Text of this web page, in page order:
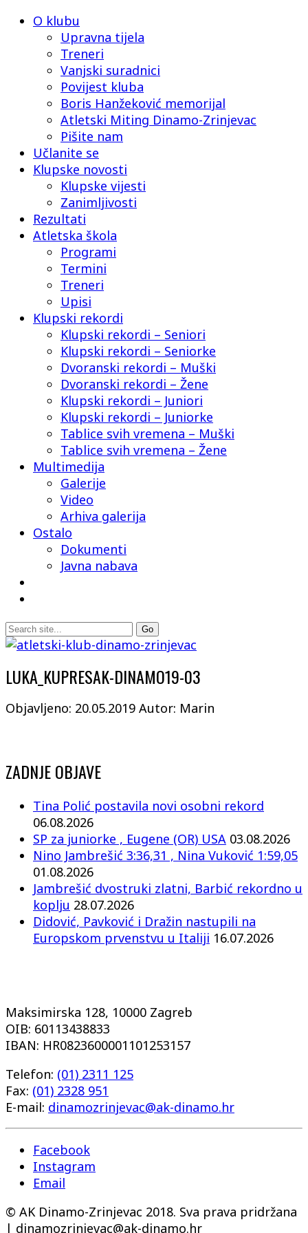
O klubu
Upravna tijela
Treneri
Vanjski suradnici
Povijest kluba
Boris Hanžeković memorijal
Atletski Miting Dinamo-Zrinjevac
Pišite nam
Učlanite se
Klupske novosti
Klupske vijesti
Zanimljivosti
Rezultati
Atletska škola
Programi
Termini
Treneri
Upisi
Klupski rekordi
Klupski rekordi – Seniori
Klupski rekordi – Seniorke
Dvoranski rekordi – Muški
Dvoranski rekordi – Žene
Klupski rekordi – Juniori
Klupski rekordi – Juniorke
Tablice svih vremena – Muški
Tablice svih vremena – Žene
Multimedija
Galerije
Video
Arhiva galerija
Ostalo
Dokumenti
Javna nabava
LUKA_KUPRESAK-DINAMO19-03
Objavljeno: 20.05.2019 Autor: Marin
ZADNJE OBJAVE
Tina Polić postavila novi osobni rekord
06.08.2026
SP za juniorke , Eugene (OR) USA 03.08.2026
Nino Jambrešić 3:36,31 , Nina Vuković 1:59,05
01.08.2026
Jambrešić dvostruki zlatni, Barbić rekordno u
koplju 28.07.2026
Didović, Pavković i Dražin nastupili na
Europskom prvenstvu u Italiji 16.07.2026
Maksimirska 128, 10000 Zagreb
OIB: 60113438833
IBAN: HR0823600001101253157
Telefon: (01) 2311 125
Fax: (01) 2328 951
E-mail: dinamozrinjevac@ak-dinamo.hr
Facebook
Instagram
Email
© AK Dinamo-Zrinjevac 2018. Sva prava pridržana
| dinamozrinjevac@ak-dinamo.hr